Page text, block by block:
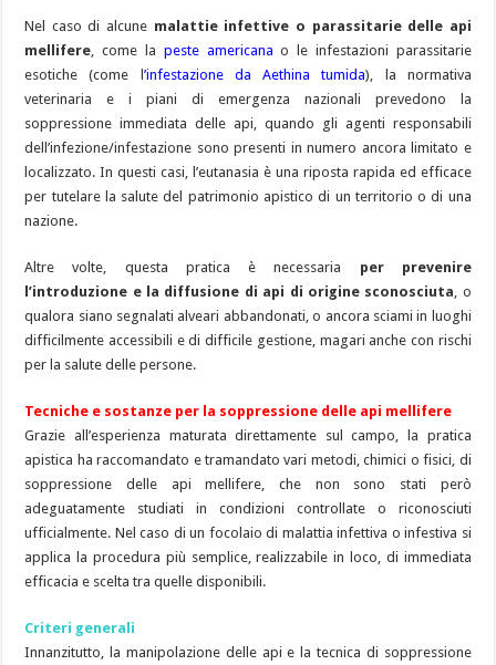
Nel caso di alcune malattie infettive o parassitarie delle api
mellifere , come la peste americana o le infestazioni parassitarie
esotiche (come l ’infestazione da Aethina tumida), la normativa
veterinaria e i piani di emergenza nazionali prevedono la
soppressione immediata delle api, quando gli agenti responsabili
dell’infezione/infestazione sono presenti in numero ancora limitato e
localizzato. In questi casi, l’eutanasia è una riposta rapida ed efficace
per tutelare la salute del patrimonio apistico di un territorio o di una
nazione.
Altre volte, questa pratica è necessaria per prevenire
l’introduzione e la diffusione di api di origine sconosciuta , o
qualora siano segnalati alveari abbandonati, o ancora sciami in luoghi
difficilmente accessibili e di difficile gestione, magari anche con rischi
per la salute delle persone.
Tecniche e sostanze per la soppressione delle api mellifere
Grazie all’esperienza maturata direttamente sul campo, la pratica
apistica ha raccomandato e tramandato vari metodi, chimici o fisici, di
soppressione delle api mellifere, che non sono stati però
adeguatamente studiati in condizioni controllate o riconosciuti
ufficialmente. Nel caso di un focolaio di malattia infettiva o infestiva si
applica la procedura più semplice, realizzabile in loco, di immediata
efficacia e scelta tra quelle disponibili.
Criteri generali
Innanzitutto, la manipolazione delle api e la tecnica di soppressione